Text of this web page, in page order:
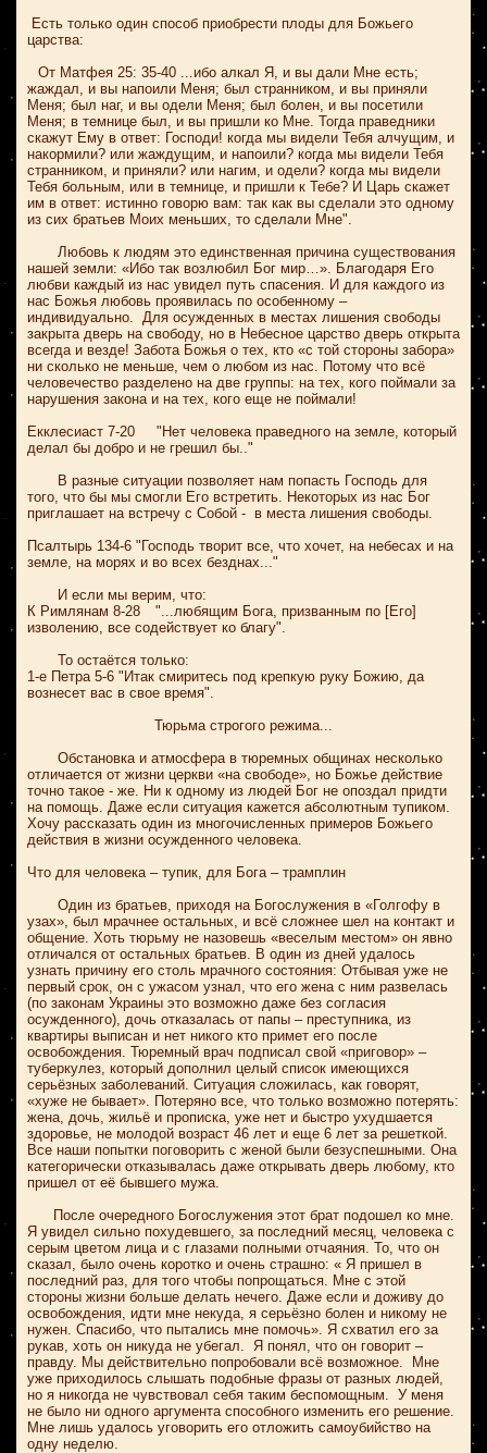
Есть только один способ приобрести плоды для Божьего
царства:
От Матфея 25: 35-40 ...ибо алкал Я, и вы дали Мне есть;
жаждал, и вы напоили Меня; был странником, и вы приняли
Меня; был наг, и вы одели Меня; был болен, и вы посетили
Меня; в темнице был, и вы пришли ко Мне. Тогда праведники
скажут Ему в ответ: Господи! когда мы видели Тебя алчущим, и
накормили? или жаждущим, и напоили? когда мы видели Тебя
странником, и приняли? или нагим, и одели? когда мы видели
Тебя больным, или в темнице, и пришли к Тебе? И Царь скажет
им в ответ: истинно говорю вам: так как вы сделали это одному
из сих братьев Моих меньших, то сделали Мне".
Любовь к людям это единственная причина существования
нашей земли: «Ибо так возлюбил Бог мир…». Благодаря Его
любви каждый из нас увидел путь спасения. И для каждого из
нас Божья любовь проявилась по особенному –
индивидуально. Для осужденных в местах лишения свободы
закрыта дверь на свободу, но в Небесное царство дверь открыта
всегда и везде! Забота Божья о тех, кто «с той стороны забора»
ни сколько не меньше, чем о любом из нас. Потому что всё
человечество разделено на две группы: на тех, кого поймали за
нарушения закона и на тех, кого еще не поймали!
Екклесиаст 7-20
"Нет человека праведного на земле, который
делал бы добро и не грешил бы.."
В разные ситуации позволяет нам попасть Господь для
того, что бы мы смогли Его встретить. Некоторых из нас Бог
приглашает на встречу с Собой - в места лишения свободы.
Псалтырь 134-6 "Господь творит все, что хочет, на небесах и на
земле, на морях и во всех безднах..."
И если мы верим, что:
К Римлянам 8-28
"...любящим Бога, призванным по [Его]
изволению, все содействует ко благу".
То остаётся только:
1-е Петра 5-6 "Итак смиритесь под крепкую руку Божию, да
вознесет вас в свое время".
Тюрьма строгого режима...
Обстановка и атмосфера в тюремных общинах несколько
отличается от жизни церкви «на свободе», но Божье действие
точно такое - же. Ни к одному из людей Бог не опоздал придти
на помощь. Даже если ситуация кажется абсолютным тупиком.
Хочу рассказать один из многочисленных примеров Божьего
действия в жизни осужденного человека.
Что для человека –тупик, для Бога –трамплин
Один из братьев, приходя на Богослужения в «Голгофу в
узах», был мрачнее остальных, и всё сложнее шел на контакт и
общение. Хоть тюрьму не назовешь «веселым местом» он явно
отличался от остальных братьев. В один из дней удалось
узнать причину его столь мрачного состояния: Отбывая уже не
первый срок, он с ужасом узнал, что его жена с ним развелась
(по законам Украины это возможно даже без согласия
осужденного), дочь отказалась от папы – преступника, из
квартиры выписан и нет никого кто примет его после
освобождения. Тюремный врач подписал свой «приговор» –
туберкулез, который дополнил целый список имеющихся
серьёзных заболеваний. Ситуация сложилась, как говорят,
«хуже не бывает». Потеряно все, что только возможно потерять:
жена, дочь, жильё и прописка, уже нет и быстро ухудшается
здоровье, не молодой возраст 46 лет и еще 6 лет за решеткой.
Все наши попытки поговорить с женой были безуспешными. Она
категорически отказывалась даже открывать дверь любому, кто
пришел от её бывшего мужа.
После очередного Богослужения этот брат подошел ко мне.
Я увидел сильно похудевшего, за последний месяц, человека с
серым цветом лица и с глазами полными отчаяния. То, что он
сказал, было очень коротко и очень страшно: « Я пришел в
последний раз, для того чтобы попрощаться. Мне с этой
стороны жизни больше делать нечего. Даже если и доживу до
освобождения, идти мне некуда, я серьёзно болен и никому не
нужен. Спасибо, что пытались мне помочь». Я схватил его за
рукав, хоть он никуда не убегал. Я понял, что он говорит –
правду. Мы действительно попробовали всё возможное. Мне
уже приходилось слышать подобные фразы от разных людей,
но я никогда не чувствовал себя таким беспомощным. У меня
не было ни одного аргумента способного изменить его решение.
Мне лишь удалось уговорить его отложить самоубийство на
одну неделю.